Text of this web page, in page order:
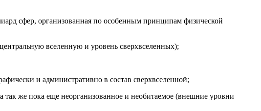
сфер, организованная по особенным принципам физической
вселенную и уровень сверхвселенных);
и административно в состав сверхвселенной;
так же пока еще неорганизованное и необитаемое (внешние уровни